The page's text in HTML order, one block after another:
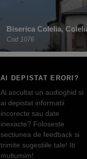
Biserica Colelia,
Cod 1076
AI DEPISTAT ERORI?
Ai ascultat un audioghid si
ai depistat informatii
incorecte sau date
inexacte? Foloseste
sectiunea de feedback si
trimite sugestiile tale! Iti
multumim!